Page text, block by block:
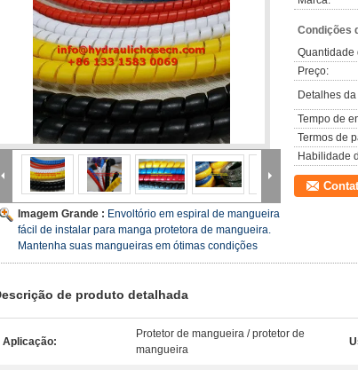
Imagem Grande : Envoltório em espiral de mangueira
fácil de instalar para manga protetora de mangueira.
Mantenha suas mangueiras em ótimas condições
Condições
Quantidade
Preço:
Detalhes
Tempo de
Termos de
Habilidade
de produto detalhada
Aplicação:
Protetor de mangueira / protetor de
mangueira